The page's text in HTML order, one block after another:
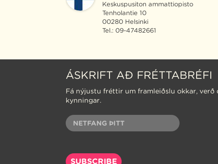
Keskuspusiton ammattiopisto
Tenholantie 10
00280 Helsinki
Tel.: 09-47482661
ÁSKRIFT AÐ FRÉTTABRÉFI
Fá nýjustu fréttir um framleiðslu okkar, verð
kynningar.